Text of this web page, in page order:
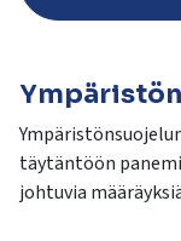
täytäntöön
johtuvia